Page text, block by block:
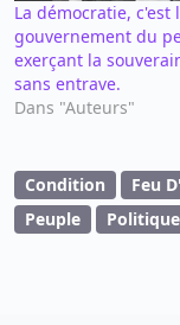
La démocratie, c'est
gouvernement du
exerçant la
sans entrave.
Dans "Auteurs"
Condition Feu
Peuple
Politique